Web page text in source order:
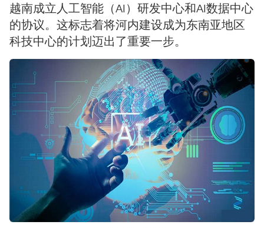
越南成立人工智能（AI）研发中心和AI数据中心
的协议。这标志着将河内建设成为东南亚地区
科技中心的计划迈出了重要一步。